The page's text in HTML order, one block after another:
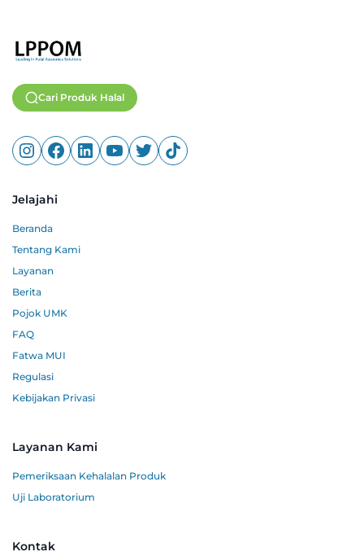
Cari Produk Halal
Jelajahi
Beranda
Tentang Kami
Layanan
Berita
Pojok UMK
FAQ
Fatwa MUI
Regulasi
Kebijakan Privasi
Layanan Kami
Pemeriksaan Kehalalan Produk
Uji Laboratorium
Kontak